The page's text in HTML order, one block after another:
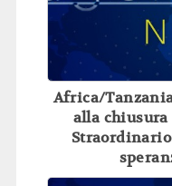
Africa/Tanzania
alla